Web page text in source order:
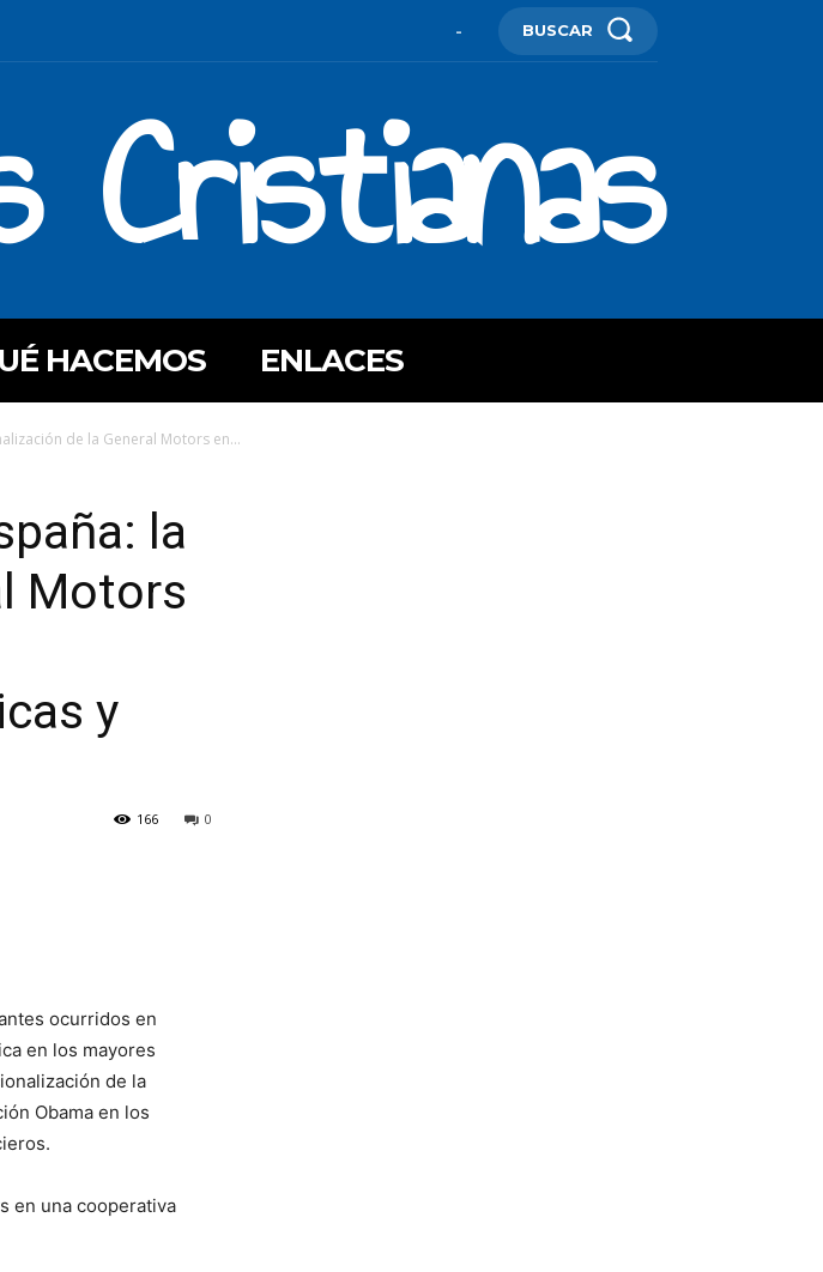
- BUSCAR
Cristianas
HACEMOS ENLACES
de la General Motors en...
la
Motors
y
0
166
ocurridos en
en los mayores
de la
Obama en los
en una cooperativa